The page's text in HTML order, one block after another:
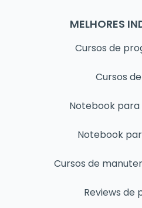
MELHORES
Cursos de
Cursos
Notebook
Notebook
Cursos de
Reviews de